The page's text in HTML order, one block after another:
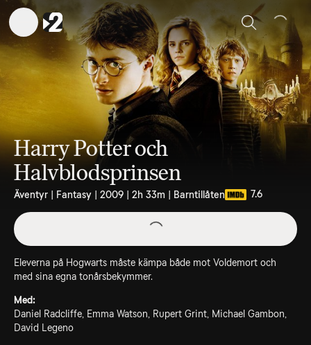
Sök
Harry Potter och
Halvblodsprinsen
Äventyr | Fantasy | 2009 | 2h 33m | Barntillåten 7.6
Eleverna på Hogwarts måste kämpa både mot Voldemort och
med sina egna tonårsbekymmer.
Med:
Daniel Radcliffe, Emma Watson, Rupert Grint, Michael Gambon,
David Legeno